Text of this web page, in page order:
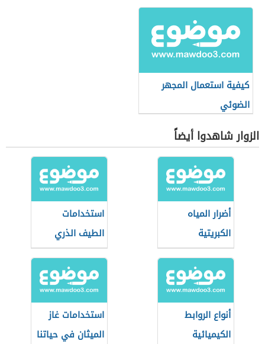
كيفية استعمال المجهر
الضوئي
الزوار شاهدوا أيضاً
أضرار المياه
الكبريتية
استخدامات
الطيف الذري
أنواع الروابط
الكيميائية
استخدامات غاز
الميثان في حياتنا